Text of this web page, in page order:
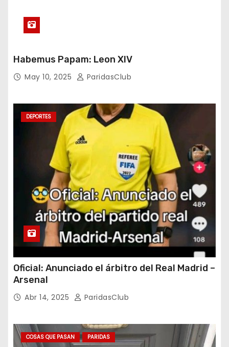
Habemus Papam: Leon XIV
May 10, 2025 ParidasClub
DEPORTES
Oficial: Anunciado el árbitro del Real Madrid –
Arsenal
Abr 14, 2025 ParidasClub
COSAS QUE PASAN PARIDAS